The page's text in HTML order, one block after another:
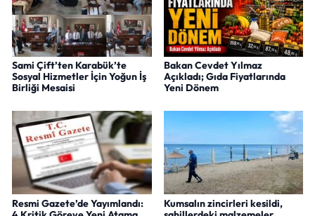
Sami Çift’ten Karabük’te
Sosyal Hizmetler İçin Yoğun İş
Birliği Mesaisi
Bakan Cevdet Yılmaz
Açıkladı; Gıda Fiyatlarında
Yeni Dönem
Resmi Gazete’de Yayımlandı:
Kumsalın zincirleri kesildi,